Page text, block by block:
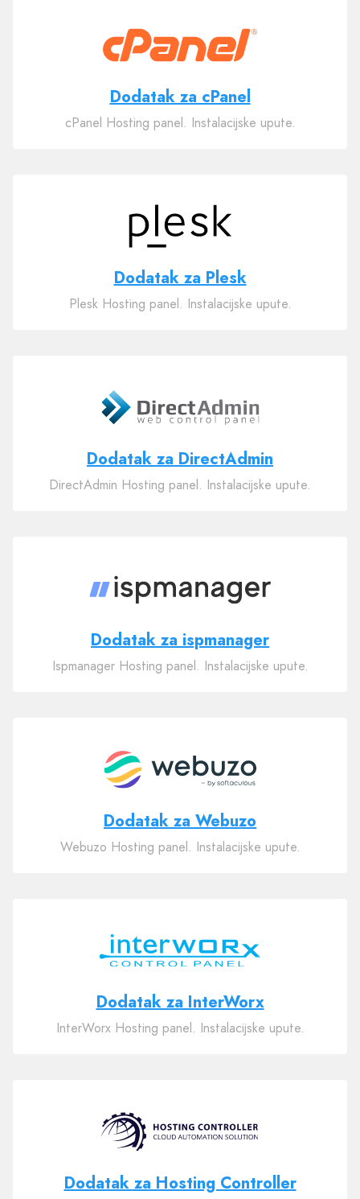
Dodatak za cPanel
cPanel Hosting panel. Instalacijske upute.
Dodatak za Plesk
Plesk Hosting panel. Instalacijske upute.
Dodatak za DirectAdmin
DirectAdmin Hosting panel. Instalacijske upute.
Dodatak za ispmanager
Ispmanager Hosting panel. Instalacijske upute.
Dodatak za Webuzo
Webuzo Hosting panel. Instalacijske upute.
Dodatak za InterWorx
InterWorx Hosting panel. Instalacijske upute.
Dodatak za Hosting Controller